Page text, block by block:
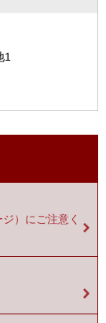
1
）にご注意く